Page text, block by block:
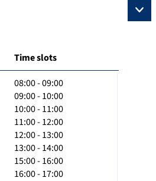
Time slots
08:00 - 09:00
09:00 - 10:00
10:00 - 11:00
11:00 - 12:00
12:00 - 13:00
13:00 - 14:00
15:00 - 16:00
16:00 - 17:00